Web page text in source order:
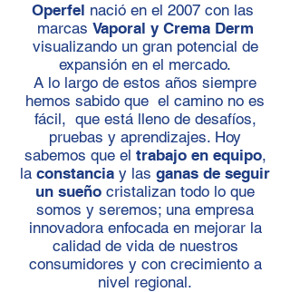
Operfel nació en el 2007 con las
marcas Vaporal y Crema Derm
visualizando un gran potencial de
expansión en el mercado.
A lo largo de estos años siempre
hemos sabido que el camino no es
fácil, que está lleno de desafíos,
pruebas y aprendizajes. Hoy
sabemos que el trabajo en equipo,
la constancia y las ganas de seguir
un sueño cristalizan todo lo que
somos y seremos; una empresa
innovadora enfocada en mejorar la
calidad de vida de nuestros
consumidores y con crecimiento a
nivel regional.